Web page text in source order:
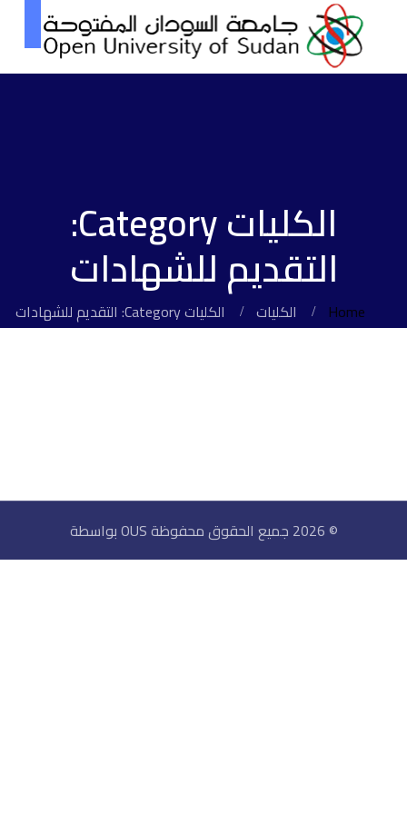
الكليات Category:
التقديم للشهادات
Home الكليات الكليات Category: التقديم للشهادات
© 2026 جميع الحقوق محفوظة OUS بواسطة